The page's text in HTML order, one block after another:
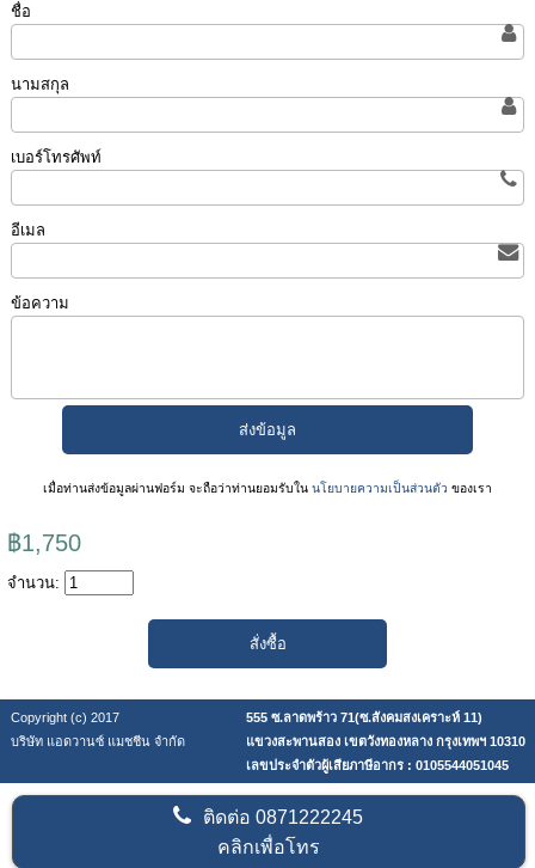
ชื่อ
นามสกุล
เบอร์โทรศัพท์
อีเมล
ข้อความ
เมื่อท่านส่งข้อมูลผ่านฟอร์ม จะถือว่าท่านยอมรับในนโยบายความเป็นส่วนตัว ของเรา
฿1,750
จำนวน:
Copyright (c) 2017
555 ซ.ลาดพร้าว 71(ซ.สังคมสงเคราะห์ 11)
บริษัท แอดวานซ์ แมชชีน จำกัด
แขวงสะพานสอง เขตวังทองหลาง กรุงเทพฯ 10310
เลขประจำตัวผู้เสียภาษีอากร : 0105544051045
ติดต่อ0871222245
คลิกเพื่อโทร